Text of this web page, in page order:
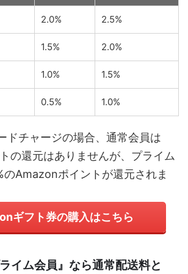
2.0% 2.5%
1.5% 2.0%
1.0% 1.5%
0.5% 1.0%
ドチャージの場合、通常会員は
の還元はありませんが、プライム
Amazonポイントが還元されま
ギフト券の購入はこちら
イム会員』なら通常配送料と